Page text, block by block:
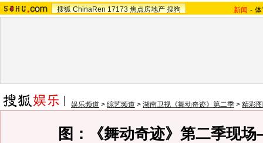
搜狐 ChinaRen 17173 焦点房地产 搜狗 新闻 -
娱乐频道 > 综艺频道 > 湖南卫视《舞动奇迹》第二季 > 精彩
图：《舞动奇迹》第二季现